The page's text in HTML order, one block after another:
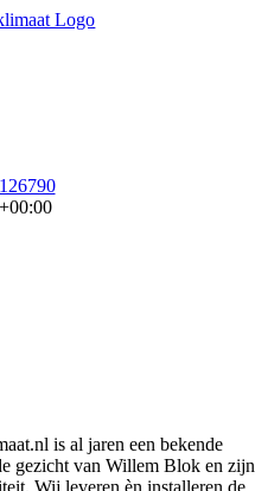
is al jaren een bekende
gezicht van Willem Blok en zijn